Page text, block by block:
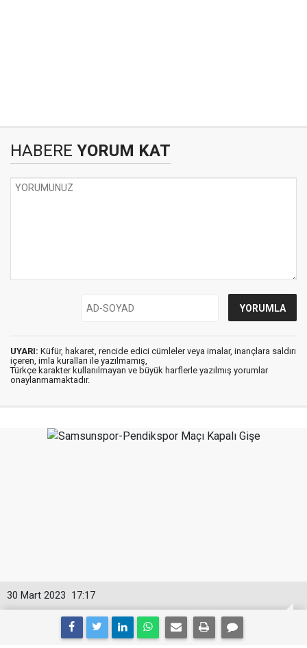
HABERE YORUM KAT
UYARI: Küfür, hakaret, rencide edici cümleler veya imalar, inançlara saldırı
içeren, imla kuralları ile yazılmamış,
Türkçe karakter kullanılmayan ve büyük harflerle yazılmış yorumlar
onaylanmamaktadır.
17:17
30 Mart 2023